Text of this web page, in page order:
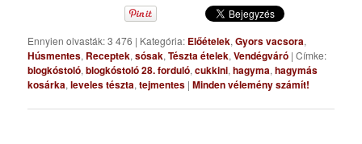
Ennyien olvasták: 3 476 | Kategória: Előételek,Gyors vacsora,
Húsmentes, Receptek,sósak,Tészta ételek,Vendégváró |Címke:
blogkóstoló,blogkóstoló 28. forduló,cukkini,hagyma,hagymás
kosárka,leveles tészta,tejmentes |Minden vélemény számít!